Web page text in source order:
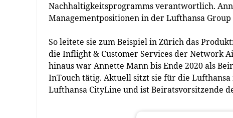
Nachhaltigkeitsprogramms verantwortlich.
Managementpositionen in der Lufthansa Group
So leitete sie zum Beispiel in Zürich das
die Inflight & Customer Services der Network
hinaus war Annette Mann bis Ende 2020 als
InTouch tätig. Aktuell sitzt sie für die
Lufthansa CityLine und ist Beiratsvorsitzende